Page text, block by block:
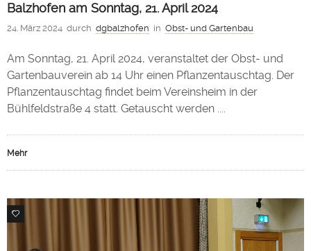
Balzhofen am Sonntag, 21. April 2024
24. März 2024 durch dgbalzhofen in Obst- und Gartenbau
Am Sonntag, 21. April 2024, veranstaltet der Obst- und
Gartenbauverein ab 14 Uhr einen Pflanzentauschtag. Der
Pflanzentauschtag findet beim Vereinsheim in der
Bühlfeldstraße 4 statt. Getauscht werden ....
Mehr
0